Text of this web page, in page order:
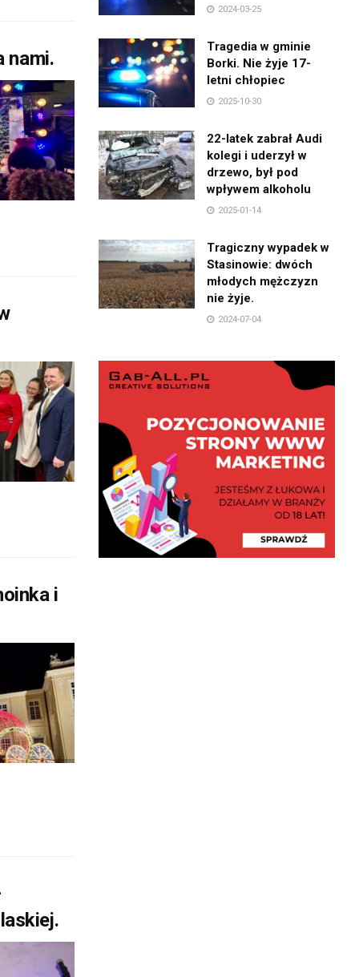
nami.
i
2024-03-25
Tragedia w gminie
Borki. Nie żyje 17-
letni chłopiec
2025-10-30
22-latek zabrał Audi
kolegi i uderzył w
drzewo, był pod
wpływem alkoholu
2025-01-14
Tragiczny wypadek w
Stasinowie: dwóch
młodych mężczyzn
nie żyje.
2024-07-04